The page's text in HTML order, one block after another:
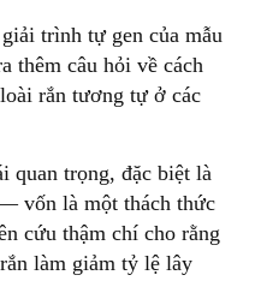
trình tự gen của mẫu
thêm câu hỏi về cách
rắn tương tự ở các
quan trọng, đặc biệt là
vốn là một thách thức
cứu thậm chí cho rằng
làm giảm tỷ lệ lây